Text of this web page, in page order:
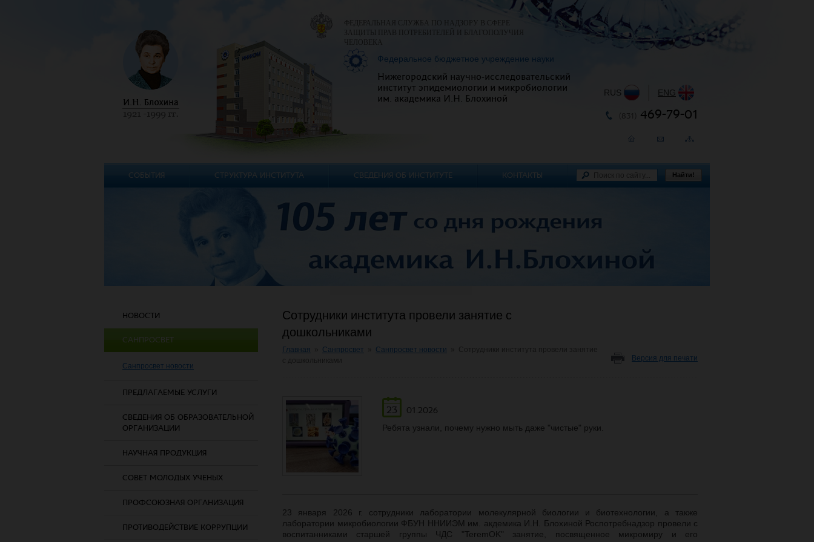
НОВОСТИ
САНПРОСВЕТ
Санпросвет новости
ПРЕДЛАГАЕМЫЕ УСЛУГИ
СВЕДЕНИЯ ОБ ОБРАЗОВАТЕЛЬНОЙ
ОРГАНИЗАЦИИ
НАУЧНАЯ ПРОДУКЦИЯ
СОВЕТ МОЛОДЫХ УЧЕНЫХ
ПРОФСОЮЗНАЯ ОРГАНИЗАЦИЯ
ПРОТИВОДЕЙСТВИЕ КОРРУПЦИИ
Сотрудники института провели занятие с
дошкольниками
Главная Санпросвет Санпросвет новости
Версия для печати
23
01.2026
Ребята узнали, почему нужно мыть даже "чистые" руки.
23 января 2026 г. сотрудники лаборатории молекулярной биологии и биотехнологии, а также
лаборатории микробиологии ФБУН ННИИЭМ им. акдемика И.Н. Блохиной Роспотребнадзор провели с
воспитанниками старшей группы ЧДС "TeremOK" занятие, посвященное микромиру и его
ФЕДЕРАЛЬНАЯ СЛУЖБА ПО НАДЗОРУ В СФЕРЕ
ЗАЩИТЫ ПРАВ ПОТРЕБИТЕЛЕЙ И БЛАГОПОЛУЧИЯ
ЧЕЛОВЕКА
Федеральное бюджетное учреждение науки
Нижегородский научно-исследовательский
институт эпидемиологии и микробиологии
им. академика И.Н. Блохиной
RUS ENG
469-79-01
СОБЫТИЯ СТРУКТУРА ИНСТИТУТА СВЕДЕНИЯ ОБ ИНСТИТУТЕ КОНТАКТЫ Найти!